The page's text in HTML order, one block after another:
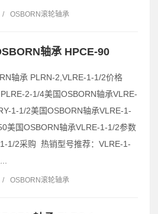
/ OSBORN滚轮轴承
轴承 HPCE-90
轴承 PLRN-2,VLRE-1-1/2价格
2-1/4美国OSBORN轴承VLRE-
1-1/2美国OSBORN轴承VLRE-1-
美国OSBORN轴承VLRE-1-1/2参数
1/2采购 热销型号推荐：VLRE-1-
/ OSBORN滚轮轴承